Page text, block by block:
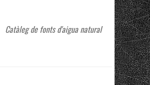
Catàleg de fonts d'aigua natural